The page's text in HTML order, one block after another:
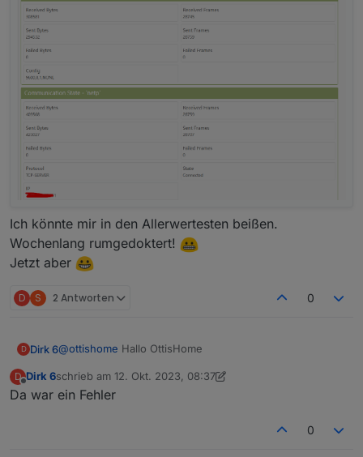
Stephan
Ich könnte mir in den Allerwertesten beißen.
Wochenlang rumgedoktert!
Jetzt aber
D S 2 Antworten 0
D Dirk 6@ottishome Hallo OttisHome
Ich habe unser (mein) Problem gefunden.
Ich war in der Annahme, dass im Elfin schon serielle
D Dirk 6schrieb am 12. Okt. 2023, 08:37
zuletzt editiert von Dirk 6 10. Dez. 2023, 10:39
Da war ein Fehler
0